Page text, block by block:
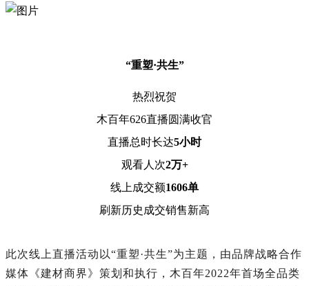
“重塑·共生”
热烈祝贺
木百年626直播圆满收官
直播总时长达5小时
观看人次2万+
线上成交额1606单
刷新历史成交销售新高
此次线上直播活动以“重塑·共生”为主题，由品牌战略合作
媒体《建材商界》策划和执行，木百年2022年首场全品类